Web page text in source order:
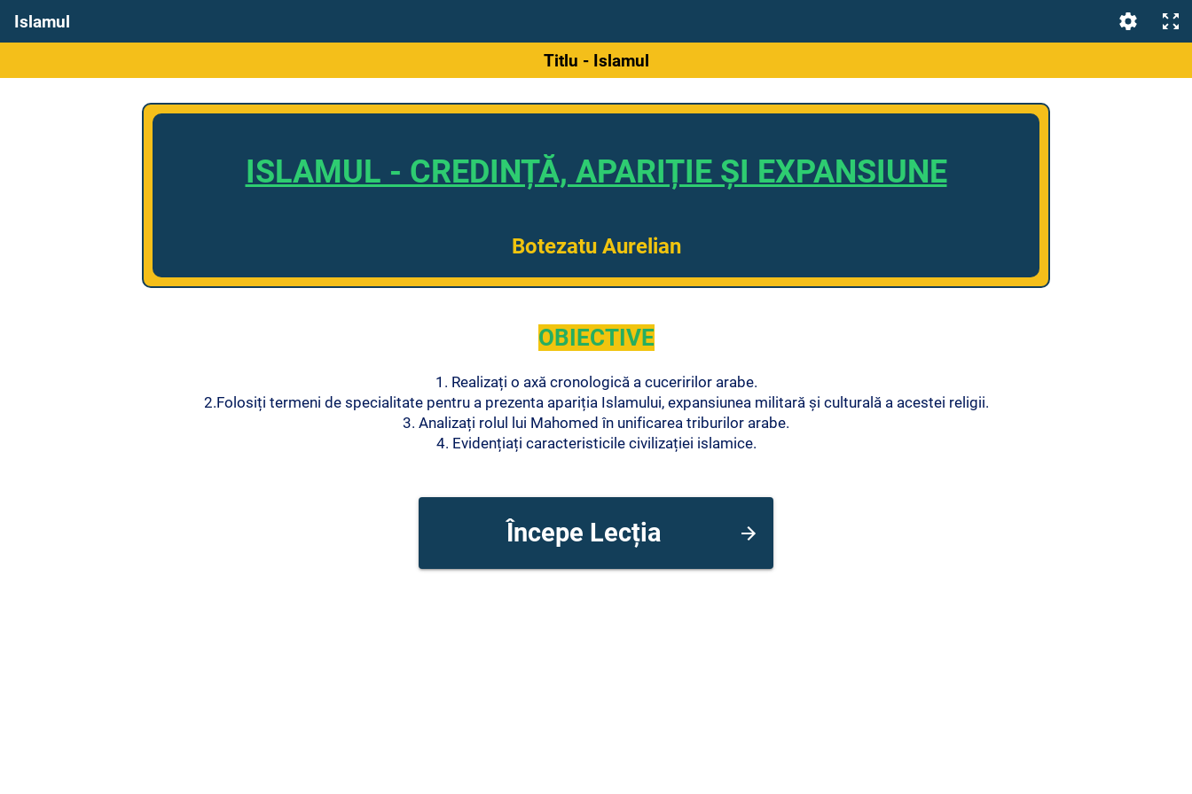
Islamul
Titlu - Islamul
ISLAMUL - CREDINȚĂ, APARIȚIE ȘI EXPANSIUNE
Botezatu Aurelian
OBIECTIVE
1. Realizați o axă cronologică a cuceririlor arabe.
2.Folosiți termeni de specialitate pentru a prezenta apariția Islamului, expansiunea militară și culturală a acestei religii.
3. Analizați rolul lui Mahomed în unificarea triburilor arabe.
4. Evidențiați caracteristicile civilizației islamice.
Începe Lecția